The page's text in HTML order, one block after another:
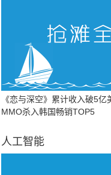
《恋与深空》累计收入破5
MMO杀入韩国畅销TOP5
人工智能